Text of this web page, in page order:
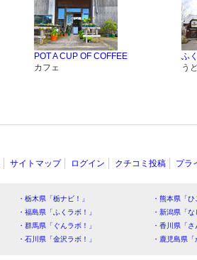
POT A CUP OF COFFEE
カフェ
ふ
う
サイトマップ ログイン クチコミ投稿 プラ
・栃木県「栃ナビ！」
・熊本県「
・福島県「ふくラボ！」
・新潟県「
・群馬県「ぐんラボ！」
・香川県「
・石川県「金沢ラボ！」
・鹿児島県